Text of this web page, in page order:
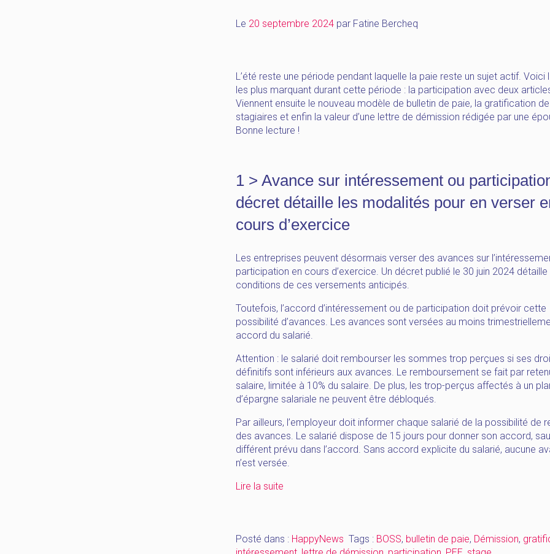
Le 20 septembre 2024 par Fatine Bercheq
L’été reste une période pendant laquelle la paie reste un sujet actif. Voici
les plus marquant durant cette période : la participation avec deux
Viennent ensuite le nouveau modèle de bulletin de paie, la gratification
stagiaires et enfin la valeur d’une lettre de démission rédigée par une
Bonne lecture !
1 > Avance sur intéressement ou
décret détaille les modalités pour en verser
cours d’exercice
Les entreprises peuvent désormais verser des avances sur
participation en cours d’exercice. Un décret publié le 30 juin 2024 détaille
conditions de ces versements anticipés.
Toutefois, l’accord d’intéressement ou de participation doit prévoir cette
possibilité d’avances. Les avances sont versées au moins
accord du salarié.
Attention : le salarié doit rembourser les sommes trop perçues si ses
définitifs sont inférieurs aux avances. Le remboursement se fait par
salaire, limitée à 10% du salaire. De plus, les trop-perçus affectés à un
d’épargne salariale ne peuvent être débloqués.
Par ailleurs, l’employeur doit informer chaque salarié de la possibilité de
des avances. Le salarié dispose de 15 jours pour donner son accord,
différent prévu dans l’accord. Sans accord explicite du salarié, aucune
n’est versée.
Lire la suite
de
Posté dans : HappyNews Tags : BOSS, bulletin de paie, Démission,